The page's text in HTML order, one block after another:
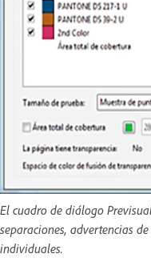
El cuadro de diálogo
separaciones, advertencias
individuales.